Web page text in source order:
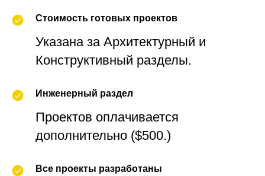
Стоимость готовых проектов
Указана за Архитектурный и
Конструктивный разделы.
Инженерный раздел
Проектов оплачивается
дополнительно ($500.)
Все проекты разработаны